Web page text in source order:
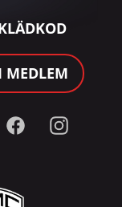
MEDLEM
FacebookInstagram